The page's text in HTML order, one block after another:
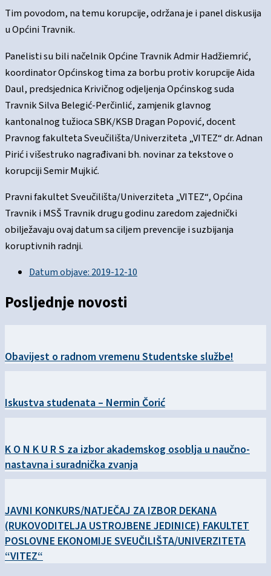
Tim povodom, na temu korupcije, održana je i panel diskusija
u Općini Travnik.
Panelisti su bili načelnik Općine Travnik Admir Hadžiemrić,
koordinator Općinskog tima za borbu protiv korupcije Aida
Daul, predsjednica Krivičnog odjeljenja Općinskog suda
Travnik Silva Belegić-Perčinlić, zamjenik glavnog
kantonalnog tužioca SBK/KSB Dragan Popović, docent
Pravnog fakulteta Sveučilišta/Univerziteta „VITEZ“ dr. Adnan
Pirić i višestruko nagrađivani bh. novinar za tekstove o
korupciji Semir Mujkić.
Pravni fakultet Sveučilišta/Univerziteta „VITEZ“, Općina
Travnik i MSŠ Travnik drugu godinu zaredom zajednički
obilježavaju ovaj datum sa ciljem prevencije i suzbijanja
koruptivnih radnji.
Datum objave:2019-12-10
Posljednje novosti
Obavijest o radnom vremenu Studentske službe!
Iskustva studenata – Nermin Čorić
K O N K U R S za izbor akademskog osoblja u naučno-
nastavna i suradnička zvanja
JAVNI KONKURS/NATJEČAJ ZA IZBOR DEKANA
(RUKOVODITELJA USTROJBENE JEDINICE) FAKULTET
POSLOVNE EKONOMIJE SVEUČILIŠTA/UNIVERZITETA
“VITEZ“